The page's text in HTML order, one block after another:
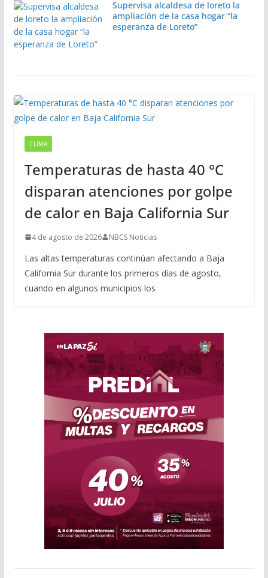
Supervisa alcaldesa de loreto la
ampliación de la casa hogar “la
esperanza de Loreto”
CLIMA
Temperaturas de hasta 40 °C
disparan atenciones por golpe
de calor en Baja California Sur
4 de agosto de 2026 NBCS Noticias
Las altas temperaturas continúan afectando a Baja
California Sur durante los primeros días de agosto,
cuando en algunos municipios los